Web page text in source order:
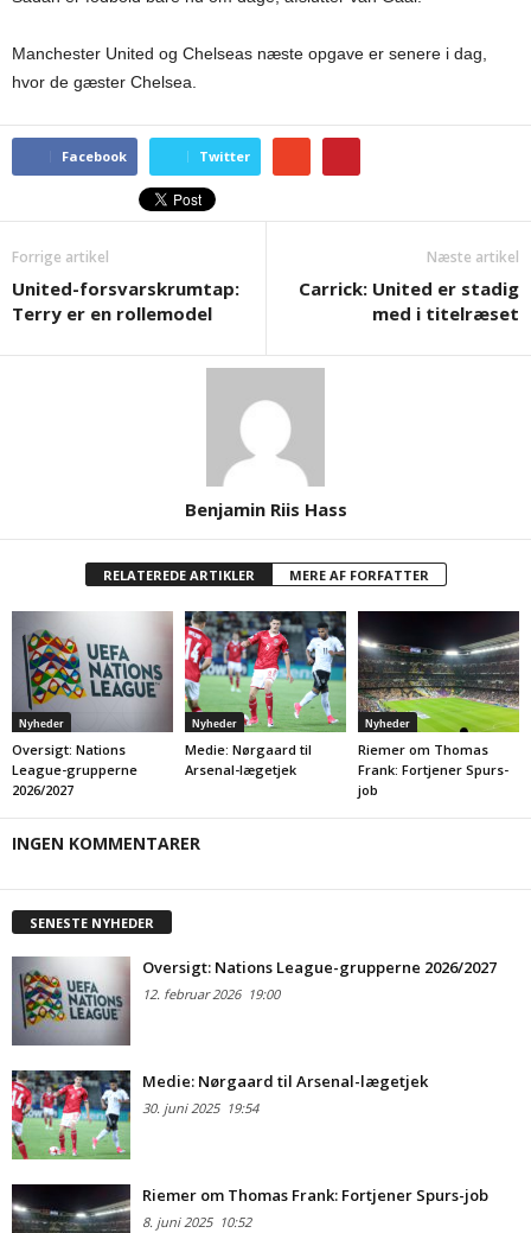
Manchester United og Chelseas næste opgave er senere i dag,
hvor de gæster Chelsea.
Facebook Twitter
Forrige artikel
United-forsvarskrumtap:
Terry er en rollemodel
Næste artikel
Carrick: United er stadig
med i titelræset
Benjamin Riis Hass
RELATEREDE ARTIKLER MERE AF FORFATTER
Nyheder
Oversigt: Nations
League-grupperne
2026/2027
Nyheder
Medie: Nørgaard til
Arsenal-lægetjek
Nyheder
Riemer om Thomas
Frank: Fortjener Spurs-
job
INGEN KOMMENTARER
SENESTE NYHEDER
Oversigt: Nations League-grupperne 2026/2027
12. februar 202619:00
Medie: Nørgaard til Arsenal-lægetjek
30. juni 202519:54
Riemer om Thomas Frank: Fortjener Spurs-job
8. juni 202510:52